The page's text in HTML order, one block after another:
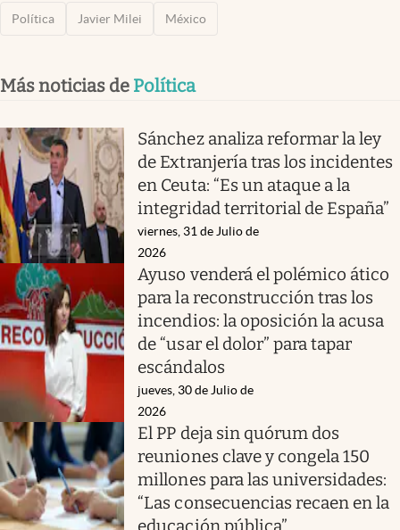
Política Javier Milei México
Más noticias de Política
Sánchez analiza reformar la ley
de Extranjería tras los incidentes
en Ceuta: “Es un ataque a la
integridad territorial de España”
viernes, 31 de Julio de
2026
Ayuso venderá el polémico ático
para la reconstrucción tras los
incendios: la oposición la acusa
de “usar el dolor” para tapar
escándalos
jueves, 30 de Julio de
2026
El PP deja sin quórum dos
reuniones clave y congela 150
millones para las universidades:
“Las consecuencias recaen en la
educación pública”